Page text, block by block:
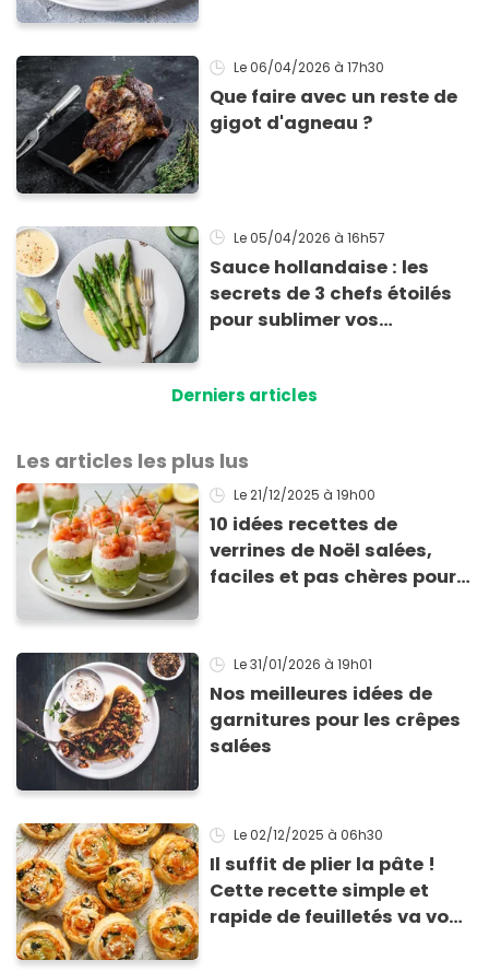
Le 06/04/2026 à 17h30
Que faire avec un reste de
gigot d'agneau ?
Le 05/04/2026 à 16h57
Sauce hollandaise : les
secrets de 3 chefs étoilés
pour sublimer vos
Derniers articles
Les articles les plus lus
Le 21/12/2025 à 19h00
10 idées recettes de
verrines de Noël salées,
faciles et pas chères pour
Le 31/01/2026 à 19h01
Nos meilleures idées de
garnitures pour les crêpes
salées
Le 02/12/2025 à 06h30
Il suffit de plier la pâte !
Cette recette simple et
rapide de feuilletés va vous